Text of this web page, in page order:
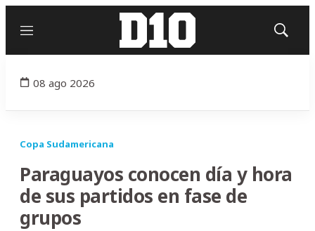
Menú
Mostrar
08 ago 2026
Copa Sudamericana
Paraguayos conocen día y hora
de sus partidos en fase de
grupos